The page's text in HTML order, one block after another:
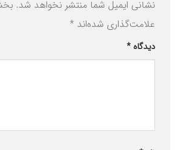
نشانی ایمیل شما منتشر نخواهد شد.
علامت‌گذاری شده‌اند *
دیدگاه *